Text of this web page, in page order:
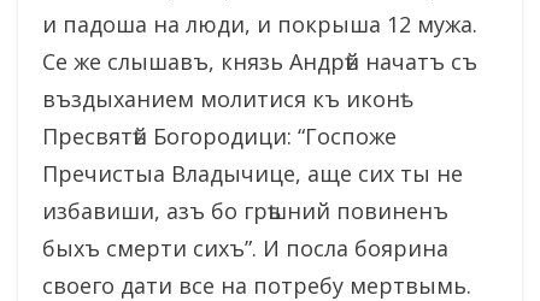
и падоша на люди, и покрыша 12 мужа.
Се же слышавъ, князь Андрѣй начатъ съ
въздыханием молитися къ иконѣ
Пресвятѣй Богородици: “Госпоже
Пречистыа Владычице, аще сих ты не
избавиши, азъ бо грѣшний повиненъ
быхъ смерти сихъ”. И посла боярина
своего дати все на потребу мертвымь.